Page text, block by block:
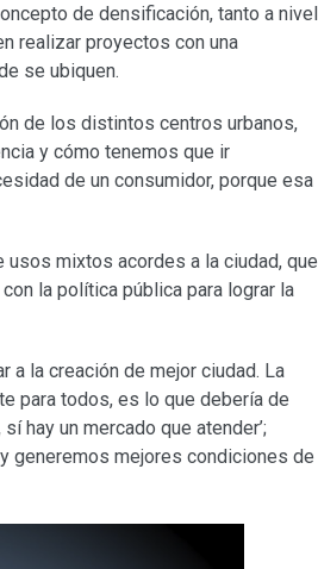
de densificación, tanto a nivel
realizar proyectos con una
se ubiquen.
de los distintos centros urbanos,
y cómo tenemos que ir
de un consumidor, porque esa
usos mixtos acordes a la ciudad, que
la política pública para lograr la
a la creación de mejor ciudad. La
para todos, es lo que debería de
hay un mercado que atender’;
generemos mejores condiciones de